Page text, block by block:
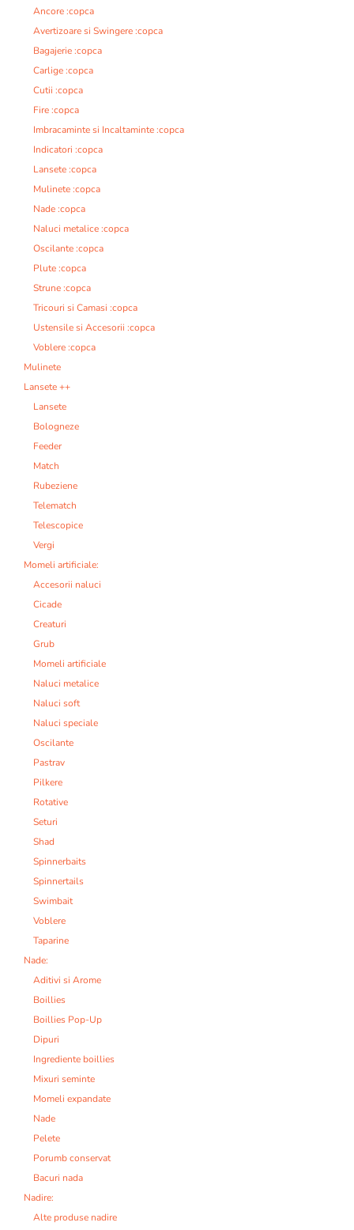
Ancore :copca
Avertizoare si Swingere :copca
Bagajerie :copca
Carlige :copca
Cutii :copca
Fire :copca
Imbracaminte si Incaltaminte :copca
Indicatori :copca
Lansete :copca
Mulinete :copca
Nade :copca
Naluci metalice :copca
Oscilante :copca
Plute :copca
Strune :copca
Tricouri si Camasi :copca
Ustensile si Accesorii :copca
Voblere :copca
Mulinete
Lansete ++
Lansete
Bologneze
Feeder
Match
Rubeziene
Telematch
Telescopice
Vergi
Momeli artificiale:
Accesorii naluci
Cicade
Creaturi
Grub
Momeli artificiale
Naluci metalice
Naluci soft
Naluci speciale
Oscilante
Pastrav
Pilkere
Rotative
Seturi
Shad
Spinnerbaits
Spinnertails
Swimbait
Voblere
Taparine
Nade:
Aditivi si Arome
Boillies
Boillies Pop-Up
Dipuri
Ingrediente boillies
Mixuri seminte
Momeli expandate
Nade
Pelete
Porumb conservat
Bacuri nada
Nadire:
Alte produse nadire